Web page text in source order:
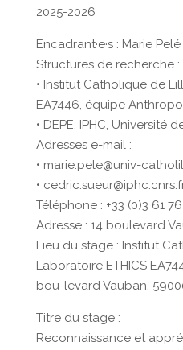
2025-2026
Encadrant·e·s : Marie
Structures de recherche :
• Institut Catholique de
EA7446, équipe
• DEPE, IPHC, Université
Adresses e-mail :
• marie.pele@univ-
•
Téléphone : +33 (0)3 61
Adresse : 14 boulevard
Lieu du stage : Institut
Laboratoire ETHICS
bou-levard Vauban,
Titre du stage :
Reconnaissance et